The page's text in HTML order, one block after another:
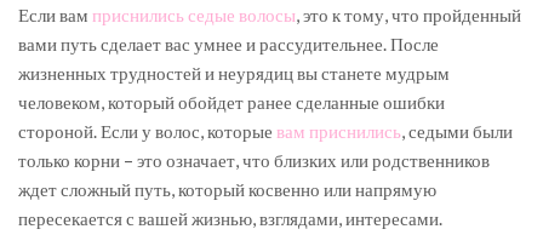
Если вам приснились седые волосы, это к тому, что пройденный
вами путь сделает вас умнее и рассудительнее. После
жизненных трудностей и неурядиц вы станете мудрым
человеком, который обойдет ранее сделанные ошибки
стороной. Если у волос, которые вам приснились, седыми были
только корни – это означает, что близких или родственников
ждет сложный путь, который косвенно или напрямую
пересекается с вашей жизнью, взглядами, интересами.